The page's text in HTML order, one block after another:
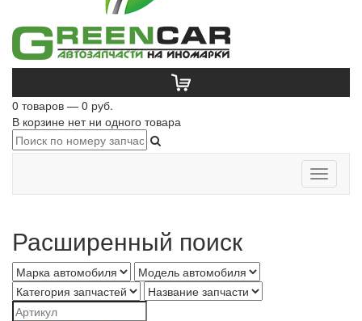
0 товаров — 0 руб.
В корзине нет ни одного товара
Toggle
Расширенный поиск